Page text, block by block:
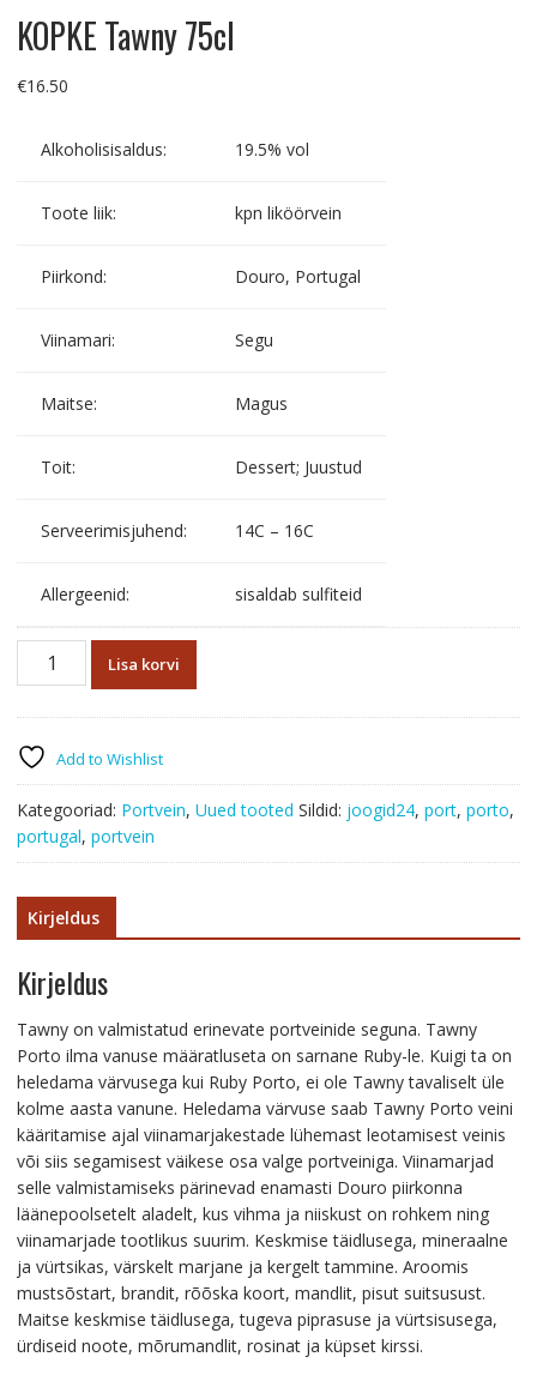
KOPKE Tawny 75cl
€16.50
Alkoholisisaldus: 19.5% vol
Toote liik: kpn liköörvein
Piirkond: Douro, Portugal
Viinamari: Segu
Maitse: Magus
Toit: Dessert; Juustud
Serveerimisjuhend: 14C – 16C
Allergeenid: sisaldab sulfiteid
KOPKE
Tawny
Lisa korvi
Add to Wishlist
Kategooriad: Portvein, Uued tooted Sildid: joogid24, port, porto,
portugal, portvein
Kirjeldus
Kirjeldus
Tawny on valmistatud erinevate portveinide seguna. Tawny
Porto ilma vanuse määratluseta on sarnane Ruby-le. Kuigi ta on
heledama värvusega kui Ruby Porto, ei ole Tawny tavaliselt üle
kolme aasta vanune. Heledama värvuse saab Tawny Porto veini
kääritamise ajal viinamarjakestade lühemast leotamisest veinis
või siis segamisest väikese osa valge portveiniga. Viinamarjad
selle valmistamiseks pärinevad enamasti Douro piirkonna
läänepoolsetelt aladelt, kus vihma ja niiskust on rohkem ning
viinamarjade tootlikus suurim. Keskmise täidlusega, mineraalne
ja vürtsikas, värskelt marjane ja kergelt tammine. Aroomis
mustsõstart, brandit, rõõska koort, mandlit, pisut suitsusust.
Maitse keskmise täidlusega, tugeva piprasuse ja vürtsisusega,
ürdiseid noote, mõrumandlit, rosinat ja küpset kirssi.